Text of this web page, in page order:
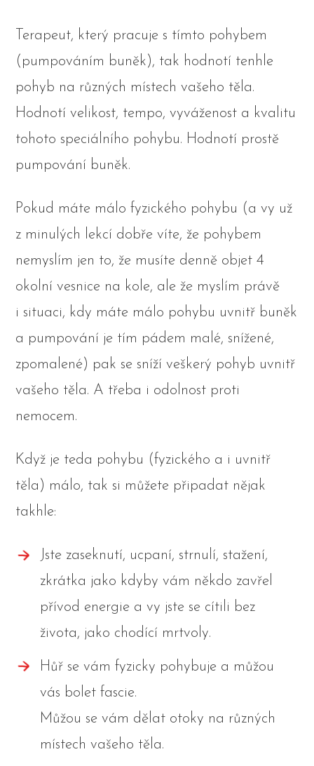
Terapeut, který pracuje s tímto pohybem
(pumpováním buněk), tak hodnotí tenhle
pohyb na různých místech vašeho těla.
Hodnotí velikost, tempo, vyváženost a kvalitu
tohoto speciálního pohybu. Hodnotí prostě
pumpování buněk.
Pokud máte málo fyzického pohybu (a vy už
z minulých lekcí dobře víte, že pohybem
nemyslím jen to, že musíte denně objet 4
okolní vesnice na kole, ale že myslím právě
i situaci, kdy máte málo pohybu uvnitř buněk
a pumpování je tím pádem malé, snížené,
zpomalené) pak se sníží veškerý pohyb uvnitř
vašeho těla. A třeba i odolnost proti
nemocem.
Když je teda pohybu (fyzického a i uvnitř
těla) málo, tak si můžete připadat nějak
takhle:
Jste zaseknutí, ucpaní, strnulí, stažení,
zkrátka jako kdyby vám někdo zavřel
přívod energie a vy jste se cítili bez
života, jako chodící mrtvoly.
Hůř se vám fyzicky pohybuje a můžou
vás bolet fascie.
Můžou se vám dělat otoky na různých
místech vašeho těla.